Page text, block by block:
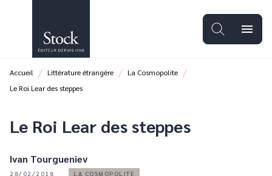
PIED DE PAGE
menu
Accueil / Littérature étrangère / La Cosmopolite /
Le Roi Lear des steppes
Le Roi Lear des steppes
Ivan Tourgueniev
28/02/2018 LA COSMOPOLITE